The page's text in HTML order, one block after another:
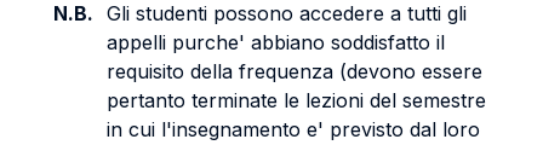
N.B. Gli studenti possono accedere a tutti gli
appelli purche' abbiano soddisfatto il
requisito della frequenza (devono essere
pertanto terminate le lezioni del semestre
in cui l'insegnamento e' previsto dal loro